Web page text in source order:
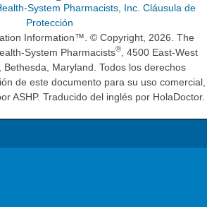
System Pharmacists, Inc. Cláusula de
Protección
Information™. © Copyright, 2026. The
System Pharmacists®
, 4500 East-West
Bethesda, Maryland. Todos los derechos
de este documento para su uso comercial,
ASHP. Traducido del inglés por HolaDoctor.